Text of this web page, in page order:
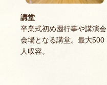
講堂
卒業式初め園行事や講演会
会場となる講堂。最大500
人収容。